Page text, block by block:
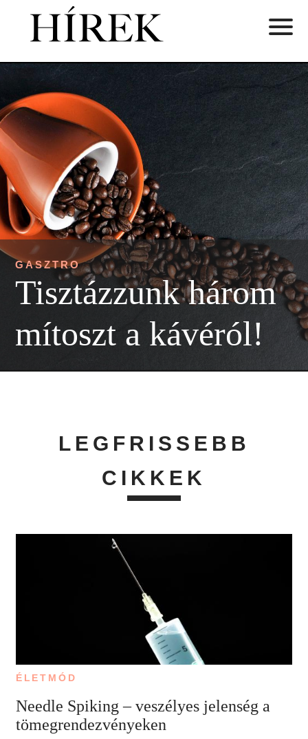
GASZTRO
Tisztázzunk három
mítoszt a kávéról!
LEGFRISSEBB
CIKKEK
ÉLETMÓD
Needle Spiking – veszélyes jelenség a
tömegrendezvényeken